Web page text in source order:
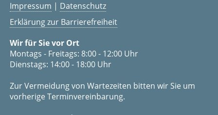
Impressum | Datenschutz
Erklärung zur Barrierefreiheit
Wir für Sie vor Ort
Montags - Freitags: 8:00 - 12:00 Uhr
Dienstags: 14:00 - 18:00 Uhr
Zur Vermeidung von Wartezeiten bitten wir Sie um
vorherige Terminvereinbarung.